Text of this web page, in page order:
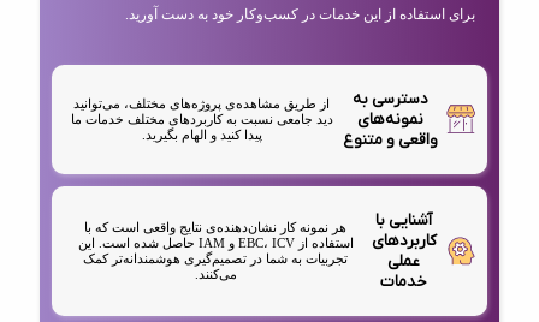
برای استفاده از این خدمات در کسب‌وکار خود به دست آورید.
دسترسی به
نمونه‌های
واقعی و متنوع
از طریق مشاهده‌ی پروژه‌های مختلف، می‌توانید
دید جامعی نسبت به کاربردهای مختلف خدمات ما
پیدا کنید و الهام بگیرید.
آشنایی با
کاربردهای
عملی
خدمات
هر نمونه کار نشان‌دهنده‌ی نتایج واقعی است که با
استفاده از EBC، ICV و IAM حاصل شده است. این
تجربیات به شما در تصمیم‌گیری هوشمندانه‌تر کمک
می‌کنند.